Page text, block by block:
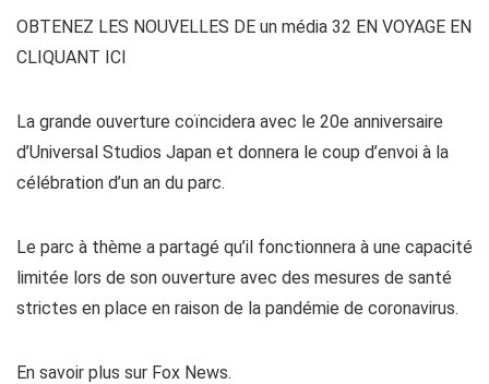
OBTENEZ LES NOUVELLES DE un média 32 EN VOYAGE EN
CLIQUANT ICI
La grande ouverture coïncidera avec le 20e anniversaire
d’Universal Studios Japan et donnera le coup d’envoi à la
célébration d’un an du parc.
Le parc à thème a partagé qu’il fonctionnera à une capacité
limitée lors de son ouverture avec des mesures de santé
strictes en place en raison de la pandémie de coronavirus.
En savoir plus sur Fox News.